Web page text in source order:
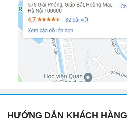
HƯỚNG DẪN KHÁCH HÀNG